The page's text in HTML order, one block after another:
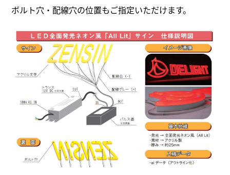
ボルト穴・配線穴の位置もご指定いただけます。